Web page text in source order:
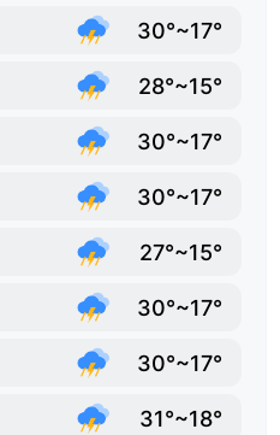
30°~17°
28°~15°
30°~17°
30°~17°
27°~15°
30°~17°
30°~17°
31°~18°